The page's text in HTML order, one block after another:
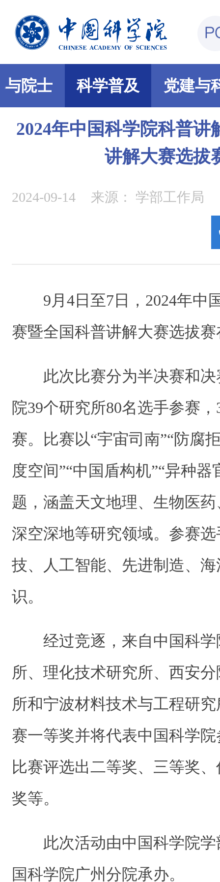
与院士 科学普及 党建与
2024年中国科学院科普讲
讲解大赛选拔
2024-09-14 来源： 学部工作局
9月4日至7日，2024年中
赛暨全国科普讲解大赛选拔
此次比赛分为半决赛和
院39个研究所80名选手参赛
赛。比赛以“宇宙司南”“防腐
度空间”“中国盾构机”“异种
题，涵盖天文地理、生物医
深空深地等研究领域。参赛
技、人工智能、先进制造、
识。
经过竞逐，来自中国科
所、理化技术研究所、西安
所和宁波材料技术与工程研
赛一等奖并将代表中国科学
比赛评选出二等奖、三等奖
奖等。
此次活动由中国科学院
国科学院广州分院承办。